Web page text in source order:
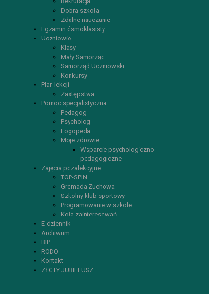
Dobra szkoła
Zdalne nauczanie
Egzamin ósmoklasisty
Uczniowie
Klasy
Mały Samorząd
Samorząd Uczniowski
Konkursy
Plan lekcji
Zastępstwa
Pomoc specjalistyczna
Pedagog
Psycholog
Logopeda
Moje zdrowie
Wsparcie psychologiczno-
pedagogiczne
Zajęcia pozalekcyjne
TOP-SPIN
Gromada Zuchowa
Szkolny klub sportowy
Programowanie w szkole
Koła zainteresowań
E-dziennik
Archiwum
BIP
RODO
Kontakt
ZŁOTY JUBILEUSZ